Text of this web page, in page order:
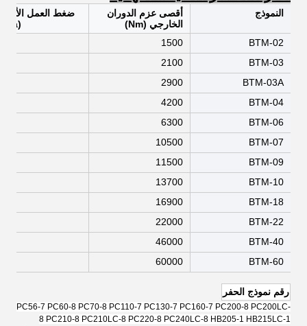
النموذج
أقصى عزم الدوران
الخارجي (Nm)
ضغط العمل
(Mpa)
BTM-02
1500
BTM-03
2100
BTM-03A
2900
BTM-04
4200
BTM-06
6300
BTM-07
10500
BTM-09
11500
BTM-10
13700
BTM-18
16900
BTM-22
22000
BTM-40
46000
BTM-60
60000
رقم نموذج الحفر
PC56-7 PC60-8 PC70-8 PC110-7 PC130-7 PC160-7 PC200-8 PC200LC-
8 PC210-8 PC210LC-8 PC220-8 PC240LC-8 HB205-1 HB215LC-1